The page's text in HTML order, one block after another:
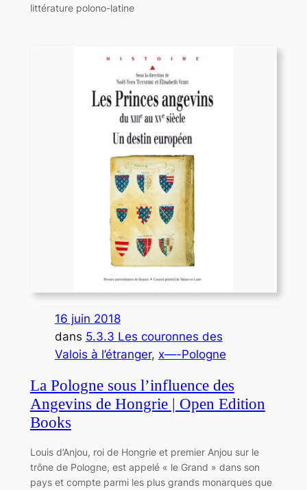
littérature polono-latine
16 juin 2018
dans 5.3.3 Les couronnes des
Valois à l’étranger, x—-Pologne
La Pologne sous l’influence des
Angevins de Hongrie | Open Edition
Books
Louis d’Anjou, roi de Hongrie et premier Anjou sur le
trône de Pologne, est appelé « le Grand » dans son
pays et compte parmi les plus grands monarques que